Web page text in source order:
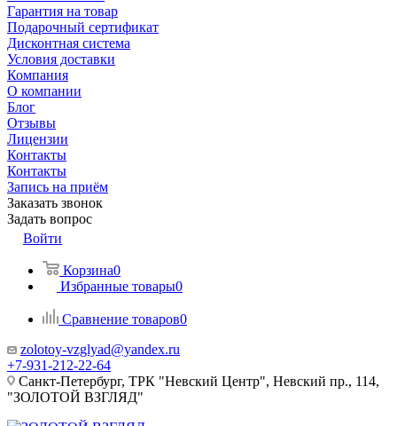
Гарантия на товар
Подарочный сертификат
Дисконтная система
Условия доставки
Компания
О компании
Блог
Отзывы
Лицензии
Контакты
Контакты
Запись на приём
Заказать звонок
Задать вопрос
Войти
Корзина0
Избранные товары0
Сравнение товаров0
zolotoy-vzglyad@yandex.ru
+7-931-212-22-64
Санкт-Петербург, ТРК "Невский Центр", Невский пр., 114,
"ЗОЛОТОЙ ВЗГЛЯД"